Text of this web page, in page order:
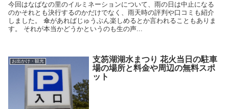
今回はなばなの里のイルミネーションについて、雨の日は中止になる
のかそれとも決行するのかだけでなく、雨天時の評判や口コミも紹介
しました。 傘があればじゅうぶん楽しめるとか言われることもありま
す。 それが本当かどうかというのも生の声...
お出かけ・観光
支笏湖湖水まつり 花火当日の駐車
場の場所と料金や周辺の無料スポ
ット